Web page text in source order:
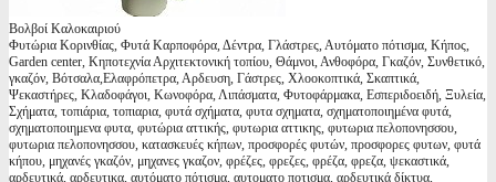
Βολβοί Καλοκαιριού
Φυτώρια Κορινθίας, Φυτά Καρποφόρα, Δέντρα, Γλάστρες, Αυτόματο πότισμα, Κήπος,
Garden center, Κηποτεχνία Αρχιτεκτονική τοπίου, Θάμνοι, Ανθοφόρα, Γκαζόν, Συνθετικό,
γκαζόν, Βότσαλα,Ελαφρόπετρα, Αρδευση, Γάστρες, Χλοοκοπτικά, Σκαπτικά,
Ψεκαστήρες, Κλαδοφάγοι, Κωνοφόρα, Λιπάσματα, Φυτοφάρμακα, Εσπεριδοειδή, Ξυλεία,
Σχήματα, τοπιάρια, τοπιαρια, φυτά σχήματα, φυτα σχηματα, σχηματοποιημένα φυτά,
σχηματοποιημενα φυτα, φυτώρια αττικής, φυτωρια αττικης, φυτωρια πελοπονησσου,
φυτωρια πελοπονησσου, κατασκευές κήπων, προσφορές φυτών, προσφορες φυτων, φυτά
κήπου, μηχανές γκαζόν, μηχανες γκαζον, φρέζες, φρεζες, φρέζα, φρεζα, ψεκαστικά,
αρδευτικά, αρδευτικα, αυτόματο πότισμα, αυτοματο ποτισμα, αρδευτικά δίκτυα,